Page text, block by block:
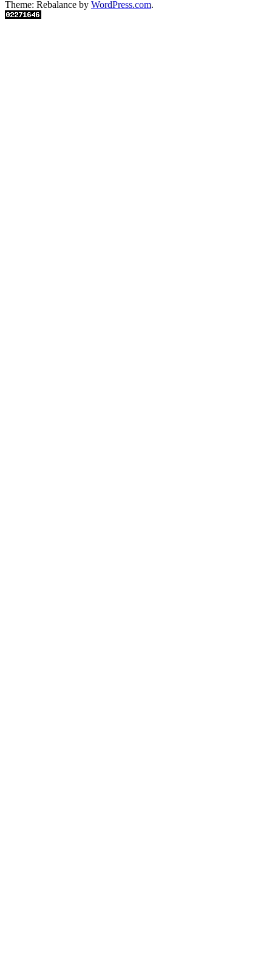
Theme: Rebalance by WordPress.com.